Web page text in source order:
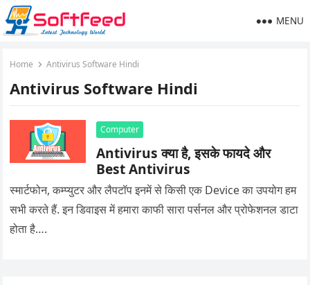
MENU
Home Antivirus Software Hindi
Antivirus Software Hindi
Computer
Antivirus क्या है, इसके फायदे और
Best Antivirus
स्मार्टफोन, कम्प्युटर और लैपटॉप इनमें से किसी एक Device का उपयोग हम
सभी करते हैं. इन डिवाइस में हमारा काफी सारा पर्सनल और प्रोफेशनल डाटा
होता है….